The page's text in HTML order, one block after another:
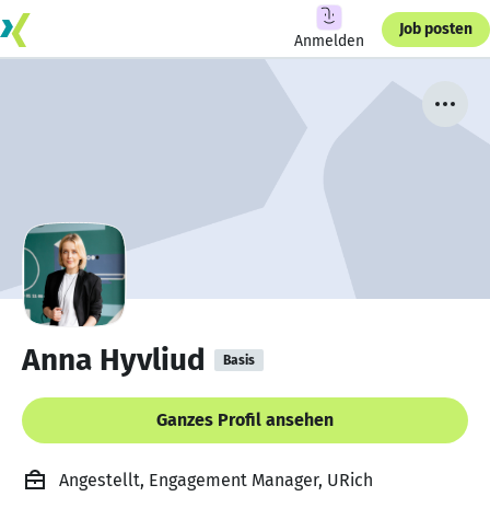
Anmelden
Job posten
Anna Hyvliud Basis
Ganzes Profil ansehen
Angestellt, Engagement Manager, URich